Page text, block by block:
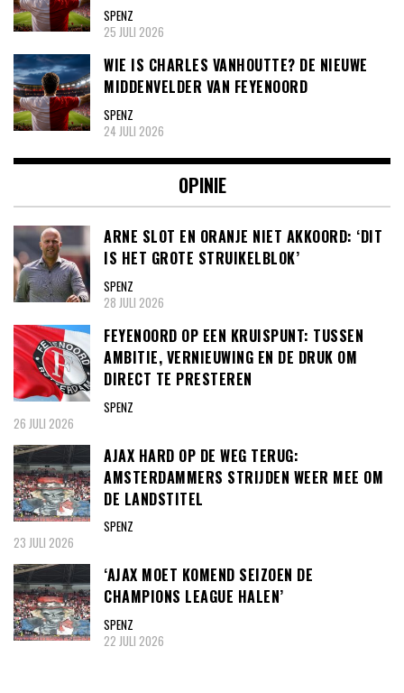
SPENZ
25 JULI 2026
WIE IS CHARLES VANHOUTTE? DE NIEUWE
MIDDENVELDER VAN FEYENOORD
SPENZ
24 JULI 2026
OPINIE
ARNE SLOT EN ORANJE NIET AKKOORD: ‘DIT
IS HET GROTE STRUIKELBLOK’
SPENZ
28 JULI 2026
FEYENOORD OP EEN KRUISPUNT: TUSSEN
AMBITIE, VERNIEUWING EN DE DRUK OM
DIRECT TE PRESTEREN
SPENZ
26 JULI 2026
AJAX HARD OP DE WEG TERUG:
AMSTERDAMMERS STRIJDEN WEER MEE OM
DE LANDSTITEL
SPENZ
23 JULI 2026
‘AJAX MOET KOMEND SEIZOEN DE
CHAMPIONS LEAGUE HALEN’
SPENZ
22 JULI 2026